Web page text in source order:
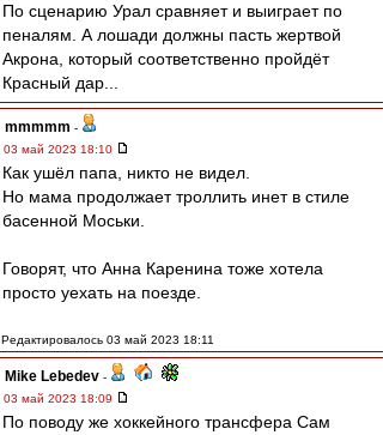
По сценарию Урал сравняет и выиграет по
пеналям. А лошади должны пасть жертвой
Акрона, который соответственно пройдёт
Красный дар...
mmmmm -
03 май 2023 18:10
Как ушёл папа, никто не видел.
Но мама продолжает троллить инет в стиле
басенной Моськи.
Говорят, что Анна Каренина тоже хотела
просто уехать на поезде.
Редактировалось 03 май 2023 18:11
Mike Lebedev -
03 май 2023 18:09
По поводу же хоккейного трансфера Сам